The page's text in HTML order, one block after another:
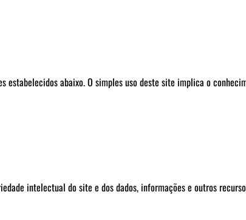
abaixo. O simples uso deste site implica o
intelectual do site e dos dados, informações e outros